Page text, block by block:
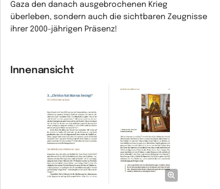
Gaza den danach ausgebrochenen Krieg
überleben, sondern auch die sichtbaren Zeugnisse
ihrer 2000-jährigen Präsenz!
Innenansicht